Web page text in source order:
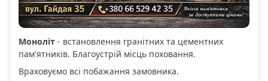
Моноліт - встановлення гранітних та цементних
пам'ятників. Благоустрій місць поховання.
Враховуємо всі побажання замовника.